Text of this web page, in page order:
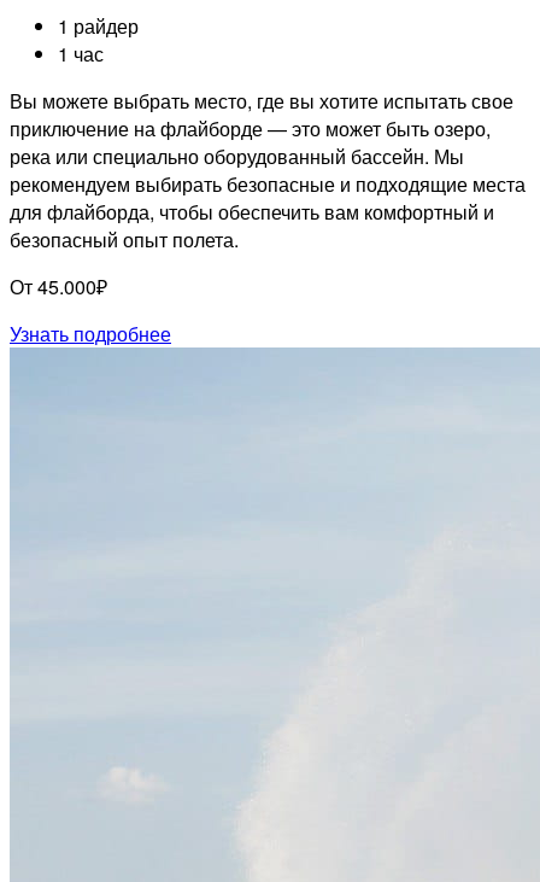
1 райдер
1 час
Вы можете выбрать место, где вы хотите испытать свое
приключение на флайборде — это может быть озеро,
река или специально оборудованный бассейн. Мы
рекомендуем выбирать безопасные и подходящие места
для флайборда, чтобы обеспечить вам комфортный и
безопасный опыт полета.
От 45.000₽
Узнать подробнее